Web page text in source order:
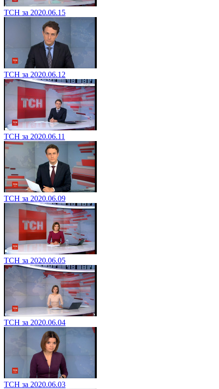
ТСН за 2020.06.15
ТСН за 2020.06.12
ТСН за 2020.06.11
ТСН за 2020.06.09
ТСН за 2020.06.05
ТСН за 2020.06.04
ТСН за 2020.06.03